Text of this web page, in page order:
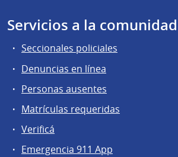
Servicios a la comunidad
Seccionales policiales
Denuncias en línea
Personas ausentes
Matrículas requeridas
Verificá
Emergencia 911 App